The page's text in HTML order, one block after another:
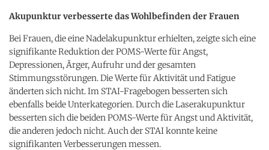
Akupunktur verbesserte das Wohlbefinden der Frauen
Bei Frauen, die eine Nadelakupunktur erhielten, zeigte sich eine
signifikante Reduktion der POMS-Werte für Angst,
Depressionen, Ärger, Aufruhr und der gesamten
Stimmungsstörungen. Die Werte für Aktivität und Fatigue
änderten sich nicht. Im STAI-Fragebogen besserten sich
ebenfalls beide Unterkategorien. Durch die Laserakupunktur
besserten sich die beiden POMS-Werte für Angst und Aktivität,
die anderen jedoch nicht. Auch der STAI konnte keine
signifikanten Verbesserungen messen.